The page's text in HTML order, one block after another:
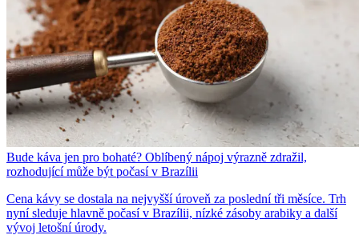
Bude káva jen pro bohaté? Oblíbený nápoj výrazně zdražil,
rozhodující může být počasí v Brazílii
Cena kávy se dostala na nejvyšší úroveň za poslední tři měsíce. Trh
nyní sleduje hlavně počasí v Brazílii, nízké zásoby arabiky a další
vývoj letošní úrody.